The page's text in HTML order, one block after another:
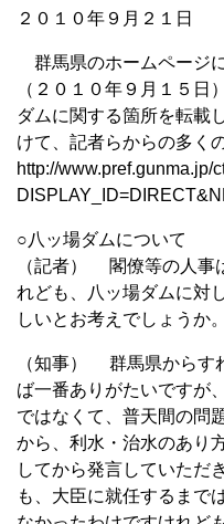
２０１０年９月２１日
群馬県のホームページ
（２０１０年９月１５日
ダムに関する箇所を転載
けて、記者らからの多く
http://www.pref.gunma.jp/
○八ッ場ダムについて
（記者） 閣僚等の人事
れども、八ッ場ダムに対
しいとお考えでしょうか。
（知事） 群馬県からす
ば一番ありがたいですが
ではなくて、普天間の問
から、利水・治水のあり
してから発言していただ
も、大臣に就任するまで